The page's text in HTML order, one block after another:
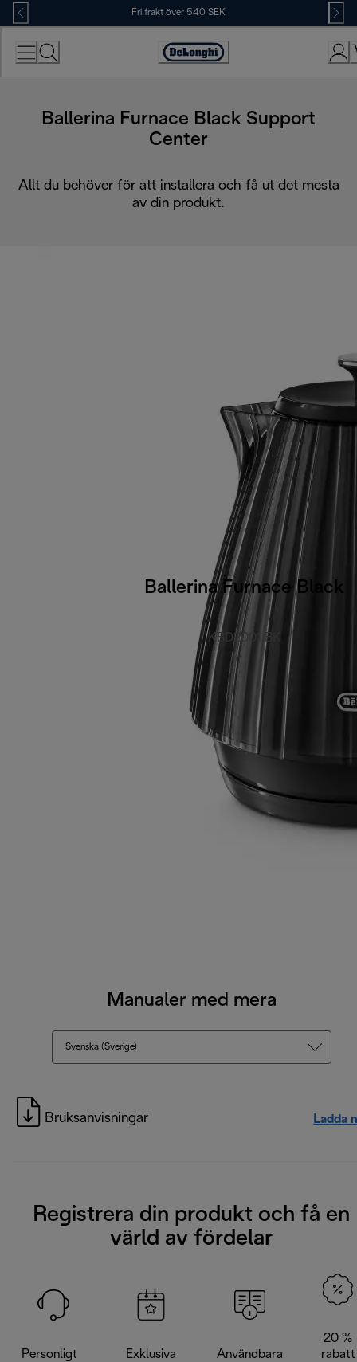
Skip
to
Content
Fri frakt över 540 SEK
Accessibility
Ballerina Furnace Black Support
Center
Allt du behöver för att installera och få ut det mesta
av din produkt.
Ballerina Furnace Black
KBD2001.BK
Manualer med mera
Svenska (Sverige)
Bruksanvisningar Ladda
Registrera din produkt och få en
värld av fördelar
Personligt
Exklusiva
Användbara
20 %
rabatt